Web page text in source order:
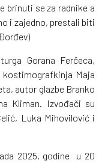
brinuti se za radnike a
i zajedno, prestali biti
Gorana Ferčeca,
Maja
autor glazbe Branko
Kliman. Izvođači su
Luka Mihovilović i
2025. godine u 20